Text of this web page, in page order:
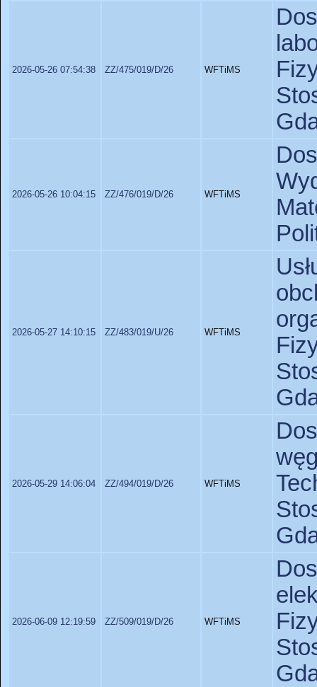
2026-05-26 07:54:38 ZZ/475/019/D/26 WFTiMS
2026-05-26 10:04:15 ZZ/476/019/D/26 WFTiMS
2026-05-27 14:10:15 ZZ/483/019/U/26 WFTiMS
2026-05-29 14:06:04 ZZ/494/019/D/26 WFTiMS
2026-06-09 12:19:59 ZZ/509/019/D/26 WFTiMS